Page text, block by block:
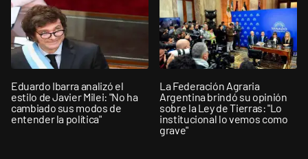
Eduardo Ibarra analizó el
estilo de Javier Milei: "No ha
cambiado sus modos de
entender la política"
La Federación Agraria
Argentina brindó su opinión
sobre la Ley de Tierras: "Lo
institucional lo vemos como
grave"